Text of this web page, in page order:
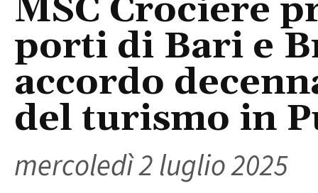
MSC Crociere
porti di Bari e
accordo
del turismo in
mercoledì 2 luglio 2025